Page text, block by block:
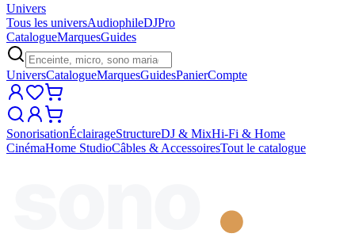
Univers
Tous les universAudiophileDJPro
CatalogueMarquesGuides
UniversCatalogueMarquesGuidesPanierCompte
SonorisationÉclairageStructureDJ & MixHi-Fi & Home
CinémaHome StudioCâbles & AccessoiresTout le catalogue